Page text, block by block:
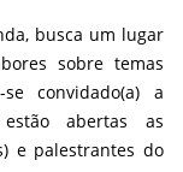
busca um lugar
sobre temas
convidado(a) a
abertas as
e palestrantes do